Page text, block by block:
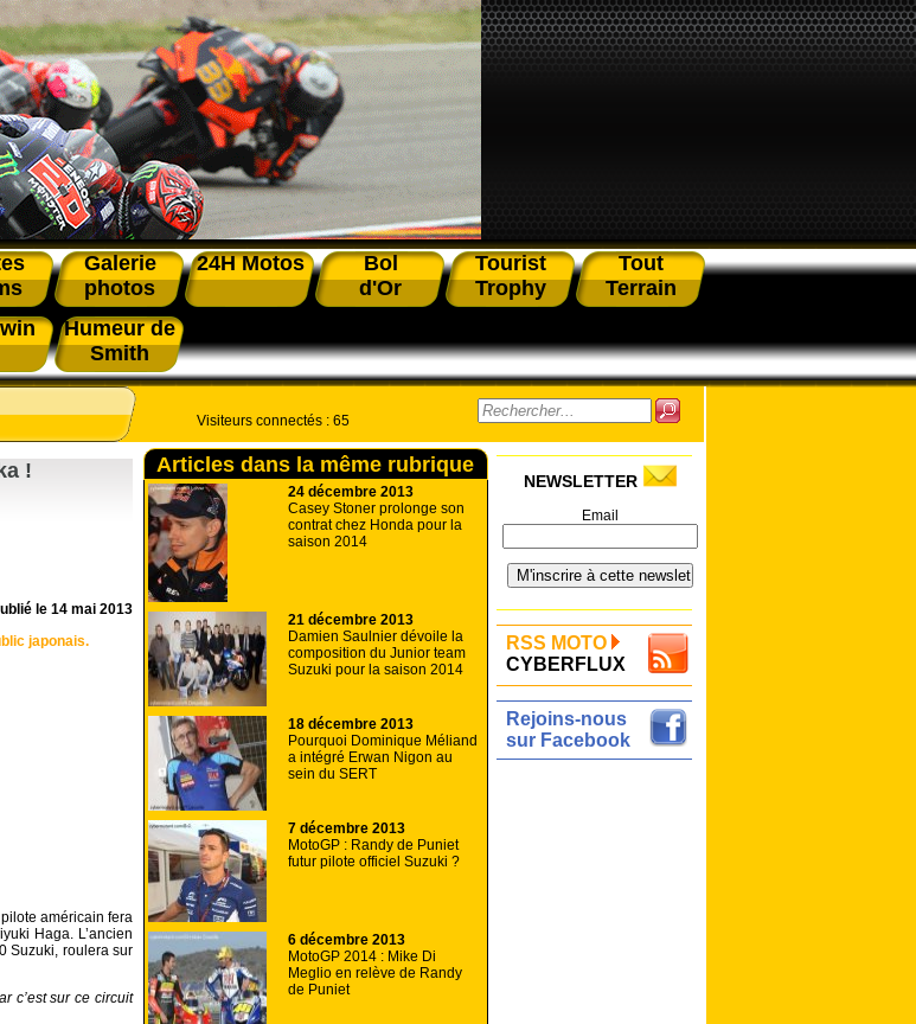
Galerie
photos
24H Motos
Bol
d'Or
Tourist
Trophy
Tout
Terrain
Humeur de
Smith
!
le 14 mai 2013
japonais.
américain fera
Haga. L’ancien
Suzuki, roulera sur
c’est sur ce circuit
Visiteurs connectés : 65
Articles dans la même rubrique
24 décembre 2013
Casey Stoner prolonge son
contrat chez Honda pour la
saison 2014
21 décembre 2013
Damien Saulnier dévoile la
composition du Junior team
Suzuki pour la saison 2014
18 décembre 2013
Pourquoi Dominique Méliand
a intégré Erwan Nigon au
sein du SERT
7 décembre 2013
MotoGP : Randy de Puniet
futur pilote officiel Suzuki ?
6 décembre 2013
MotoGP 2014 : Mike Di
Meglio en relève de Randy
de Puniet
NEWSLETTER
Email
RSS MOTO
CYBERFLUX
Rejoins-nous
sur Facebook